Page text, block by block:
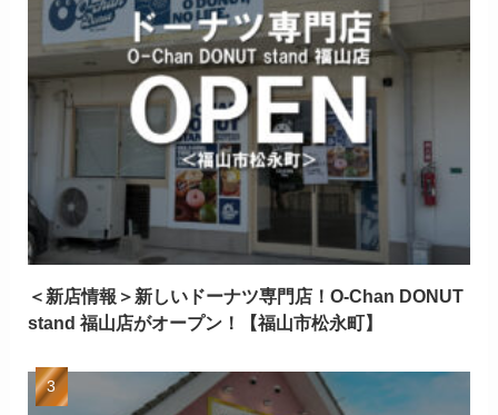
＜新店情報＞新しいドーナツ専門店！O-Chan DONUT
stand 福山店がオープン！【福山市松永町】